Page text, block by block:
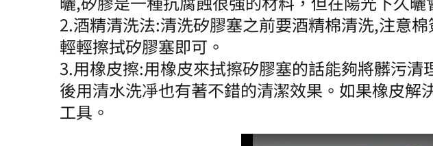
2.酒精清洗法:清洗矽膠塞之前要酒精棉清洗,注意
輕輕擦拭矽膠塞即可。
3.用橡皮擦:用橡皮來拭擦矽膠塞的話能夠將髒污
後用清水洗凈也有著不錯的清潔效果。如果橡皮
工具。